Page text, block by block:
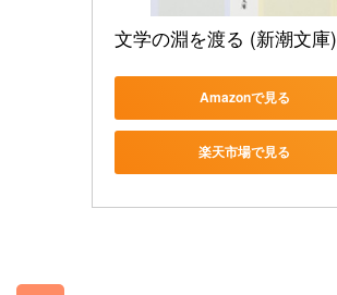
文学の淵を渡る (新潮文庫)
Amazonで見る
楽天市場で見る